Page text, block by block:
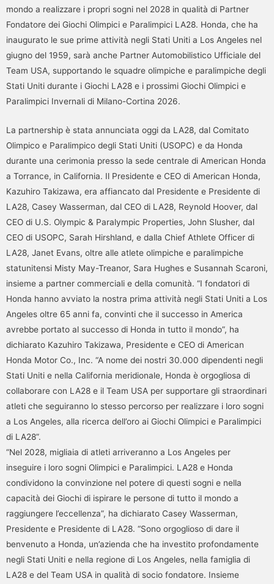
mondo a realizzare i propri sogni nel 2028 in qualità di Partner
Fondatore dei Giochi Olimpici e Paralimpici LA28. Honda, che ha
inaugurato le sue prime attività negli Stati Uniti a Los Angeles nel
giugno del 1959, sarà anche Partner Automobilistico Ufficiale del
Team USA, supportando le squadre olimpiche e paralimpiche degli
Stati Uniti durante i Giochi LA28 e i prossimi Giochi Olimpici e
Paralimpici Invernali di Milano-Cortina 2026.
La partnership è stata annunciata oggi da LA28, dal Comitato
Olimpico e Paralimpico degli Stati Uniti (USOPC) e da Honda
durante una cerimonia presso la sede centrale di American Honda
a Torrance, in California. Il Presidente e CEO di American Honda,
Kazuhiro Takizawa, era affiancato dal Presidente e Presidente di
LA28, Casey Wasserman, dal CEO di LA28, Reynold Hoover, dal
CEO di U.S. Olympic & Paralympic Properties, John Slusher, dal
CEO di USOPC, Sarah Hirshland, e dalla Chief Athlete Officer di
LA28, Janet Evans, oltre alle atlete olimpiche e paralimpiche
statunitensi Misty May-Treanor, Sara Hughes e Susannah Scaroni,
insieme a partner commerciali e della comunità. “I fondatori di
Honda hanno avviato la nostra prima attività negli Stati Uniti a Los
Angeles oltre 65 anni fa, convinti che il successo in America
avrebbe portato al successo di Honda in tutto il mondo”, ha
dichiarato Kazuhiro Takizawa, Presidente e CEO di American
Honda Motor Co., Inc. “A nome dei nostri 30.000 dipendenti negli
Stati Uniti e nella California meridionale, Honda è orgogliosa di
collaborare con LA28 e il Team USA per supportare gli straordinari
atleti che seguiranno lo stesso percorso per realizzare i loro sogni
a Los Angeles, alla ricerca dell’oro ai Giochi Olimpici e Paralimpici
di LA28”.
“Nel 2028, migliaia di atleti arriveranno a Los Angeles per
inseguire i loro sogni Olimpici e Paralimpici. LA28 e Honda
condividono la convinzione nel potere di questi sogni e nella
capacità dei Giochi di ispirare le persone di tutto il mondo a
raggiungere l’eccellenza”, ha dichiarato Casey Wasserman,
Presidente e Presidente di LA28. “Sono orgoglioso di dare il
benvenuto a Honda, un’azienda che ha investito profondamente
negli Stati Uniti e nella regione di Los Angeles, nella famiglia di
LA28 e del Team USA in qualità di socio fondatore. Insieme